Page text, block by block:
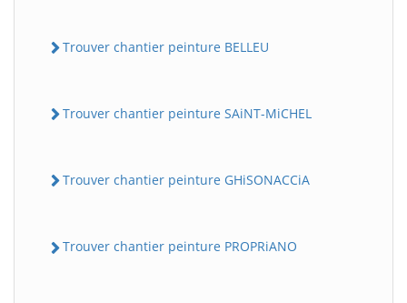
Trouver chantier peinture BELLEU
Trouver chantier peinture SAiNT-MiCHEL
Trouver chantier peinture GHiSONACCiA
Trouver chantier peinture PROPRiANO